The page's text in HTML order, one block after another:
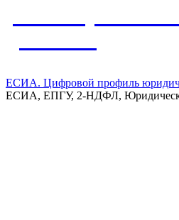
ЕСИА. Цифровой профиль
ЕСИА, ЕПГУ, 2-НДФЛ,